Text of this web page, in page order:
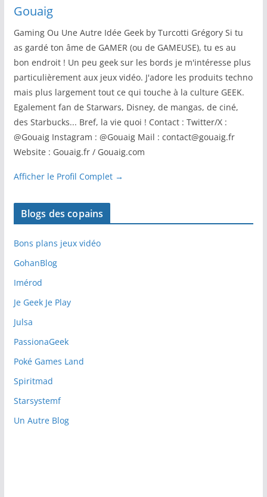
Gouaig
Gaming Ou Une Autre Idée Geek by Turcotti Grégory Si tu
as gardé ton âme de GAMER (ou de GAMEUSE), tu es au
bon endroit ! Un peu geek sur les bords je m'intéresse plus
particulièrement aux jeux vidéo. J'adore les produits techno
mais plus largement tout ce qui touche à la culture GEEK.
Egalement fan de Starwars, Disney, de mangas, de ciné,
des Starbucks... Bref, la vie quoi ! Contact : Twitter/X :
@Gouaig Instagram : @Gouaig Mail : contact@gouaig.fr
Website : Gouaig.fr / Gouaig.com
Afficher le Profil Complet →
Blogs des copains
Bons plans jeux vidéo
GohanBlog
Imérod
Je Geek Je Play
Julsa
PassionaGeek
Poké Games Land
Spiritmad
Starsystemf
Un Autre Blog